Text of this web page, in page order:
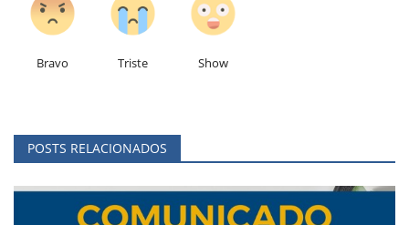
Bravo Triste Show
POSTS RELACIONADOS